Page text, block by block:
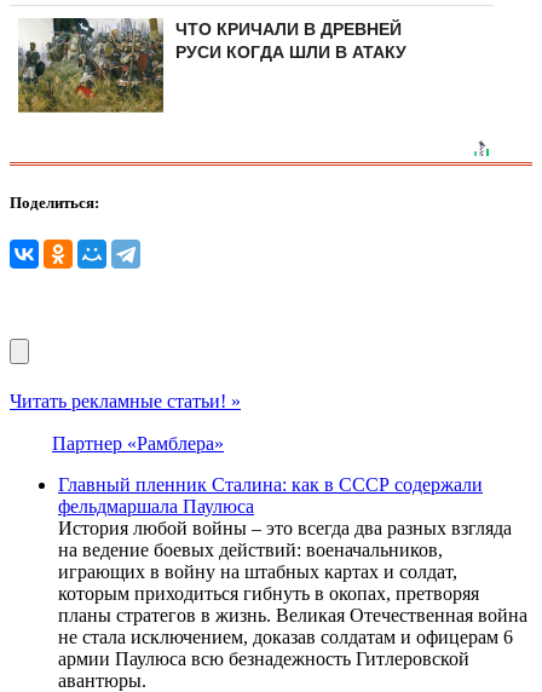
ЧТО КРИЧАЛИ В ДРЕВНЕЙ
РУСИ КОГДА ШЛИ В АТАКУ
Поделиться:
Читать рекламные статьи! »
Партнер «Рамблера»
Главный пленник Сталина: как в СССР содержали
фельдмаршала Паулюса
История любой войны – это всегда два разных взгляда
на ведение боевых действий: военачальников,
играющих в войну на штабных картах и солдат,
которым приходиться гибнуть в окопах, претворяя
планы стратегов в жизнь. Великая Отечественная война
не стала исключением, доказав солдатам и офицерам 6
армии Паулюса всю безнадежность Гитлеровской
авантюры.